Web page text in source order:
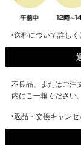
‣送料について詳しく
不良品、またはご注
内にご一報ください
‣返品・交換キャン